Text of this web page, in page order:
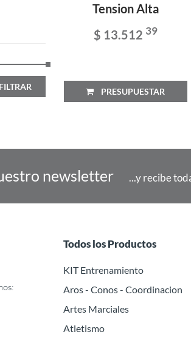
FILTRAR
Tension Alta
$ 13.512 39
PRESUPUESTAR
newsletter ...y recibe
Todos los Productos
KIT Entrenamiento
Aros - Conos - Coordinacion
Artes Marciales
Atletismo